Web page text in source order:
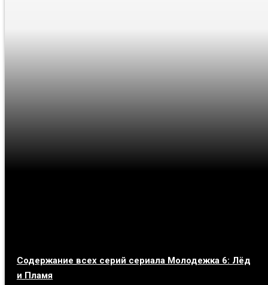
Содержание всех серий сериала Молодежка 6: Лёд
и Пламя